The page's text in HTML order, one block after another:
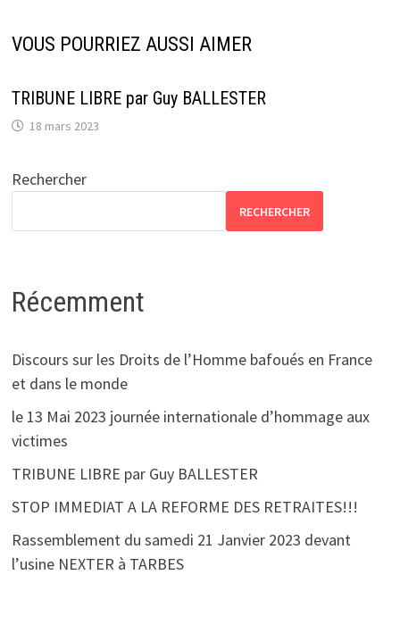
VOUS POURRIEZ AUSSI AIMER
TRIBUNE LIBRE par Guy BALLESTER
18 mars 2023
Rechercher
RECHERCHER
Récemment
Discours sur les Droits de l’Homme bafoués en France
et dans le monde
le 13 Mai 2023 journée internationale d’hommage aux
victimes
TRIBUNE LIBRE par Guy BALLESTER
STOP IMMEDIAT A LA REFORME DES RETRAITES!!!
Rassemblement du samedi 21 Janvier 2023 devant
l’usine NEXTER à TARBES